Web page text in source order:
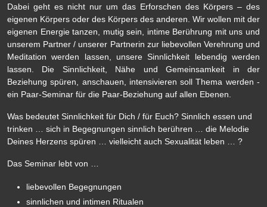
Dabei geht es nicht nur um das Erforschen des Körpers – des
eigenen Körpers oder des Körpers des anderen. Wir wollen mit der
eigenen Energie tanzen, mutig sein, intime Berührung mit uns und
unserem Partner / unserer Partnerin zur liebevollen Verehrung und
Meditation werden lassen, unsere Sinnlichkeit lebendig werden
lassen. Die Sinnlichkeit, Nähe und Gemeinsamkeit in der
Beziehung spüren, anschauen, intensivieren soll Thema werden -
ein Paar-Seminar für die Paar-Beziehung auf allen Ebenen.
Was bedeutet Sinnlichkeit für Dich / für Euch? Sinnlich essen und
trinken … sich in Begegnungen sinnlich berühren … die Melodie
Deines Herzens spüren … vielleicht auch Sexualität leben … ?
Das Seminar lebt von …
liebevollen Begegnungen
sinnlichen und intimen Ritualen